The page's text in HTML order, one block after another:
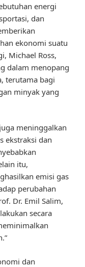
energi
dan
ekonomi suatu
Michael Ross,
dalam menopang
terutama bagi
minyak yang
meninggalkan
ekstraksi dan
itu,
emisi gas
perubahan
Dr. Emil Salim,
secara
dan